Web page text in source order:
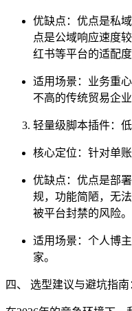
优缺点：优点是私
点是公域响应速度
红书等平台的适配度
适用场景：业务重
不高的传统贸易企业
轻量级脚本插件：
核心定位：针对单
优缺点：优点是部
规，功能简陋，无
被平台封禁的风险。
适用场景：个人博
家。
四、 选型建议与避坑指